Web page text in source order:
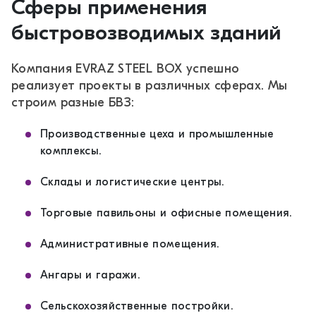
Сферы применения
быстровозводимых зданий
Компания EVRAZ STEEL BOX успешно
реализует проекты в различных сферах. Мы
строим разные БВЗ:
Производственные цеха и промышленные
комплексы.
Склады и логистические центры.
Торговые павильоны и офисные помещения.
Административные помещения.
Ангары и гаражи.
Сельскохозяйственные постройки.